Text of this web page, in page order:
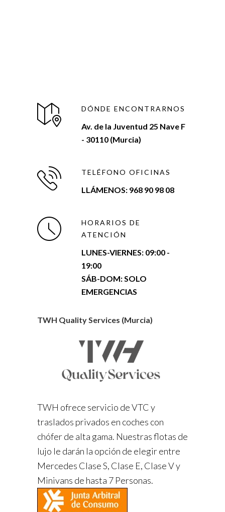
DÓNDE ENCONTRARNOS
Av. de la Juventud 25 Nave F
- 30110 (Murcia)
TELÉFONO OFICINAS
LLÁMENOS: 968 90 98 08
HORARIOS DE
ATENCIÓN
LUNES-VIERNES: 09:00 -
19:00
SÁB-DOM: SOLO
EMERGENCIAS
TWH Quality Services (Murcia)
TWH ofrece servicio de VTC y
traslados privados en coches con
chófer de alta gama. Nuestras flotas de
lujo le darán la opción de elegir entre
Mercedes Clase S, Clase E, Clase V y
Minivans de hasta 7 Personas.